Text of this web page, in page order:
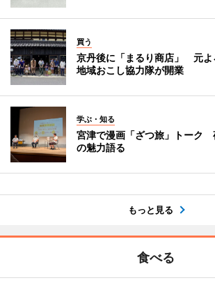
買う
京丹後に「まるり商店」 元よ
地域おこし協力隊が開業
学ぶ・知る
宮津で漫画「ざつ旅」トーク
の魅力語る
もっと見る
食べる